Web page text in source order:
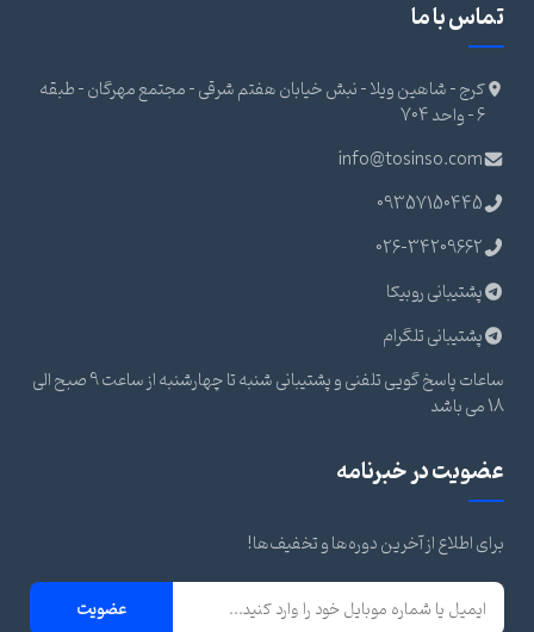
تماس با ما
کرج - شاهین ویلا - نبش خیابان هفتم شرقی - مجتمع مهرگان - طبقه
6 - واحد 704
info@tosinso.com
09357150445
026-34209662
پشتیبانی روبیکا
پشتیبانی تلگرام
ساعات پاسخ گویی تلفنی و پشتیبانی شنبه تا چهارشنبه از ساعت 9 صبح الی
18 می باشد
عضویت در خبرنامه
برای اطلاع از آخرین دوره‌ها و تخفیف‌ها!
عضویت